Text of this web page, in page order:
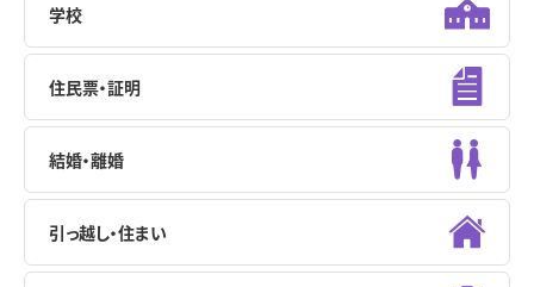
学校
住民票・証明
結婚・離婚
引っ越し・住まい